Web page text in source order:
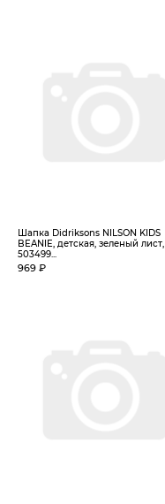
Шапка Didriksons NILSON KIDS
BEANIE, детская, зеленый лист,
503499...
969 ₽